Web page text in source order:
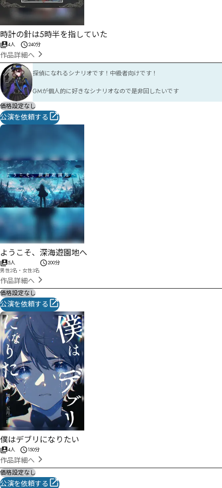
時計の針は5時半を指していた
4人 240分
作品詳細へ
探偵になれるシナリオです！中級者向けです！
GMが個人的に好きなシナリオなので是非回したいです
価格設定なし
公演を依頼する
ようこそ、深海遊園地へ
5人
男性2名・女性3名
200分
作品詳細へ
価格設定なし
公演を依頼する
僕はデブリになりたい
4人 150分
作品詳細へ
価格設定なし
公演を依頼する